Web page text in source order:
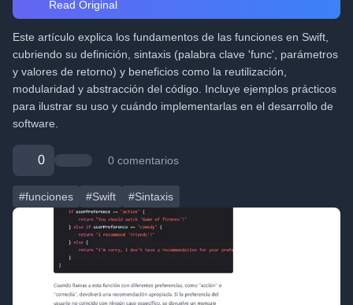
Read Original
Este artículo explica los fundamentos de las funciones en Swift,
cubriendo su definición, sintaxis (palabra clave 'func', parámetros
y valores de retorno) y beneficios como la reutilización,
modularidad y abstracción del código. Incluye ejemplos prácticos
para ilustrar su uso y cuándo implementarlas en el desarrollo de
software.
0 0 comentarios
#funciones #Swift #Sintaxis